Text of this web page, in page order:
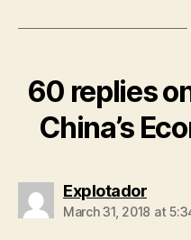
60 replies
China’s
Explotadorsays:
March 31, 2018 at